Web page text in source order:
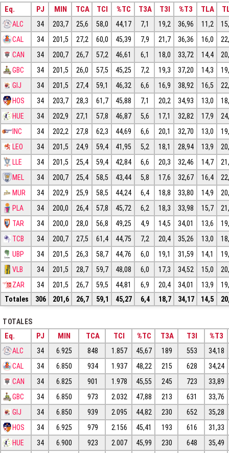
Eq. PJ MIN TCA TCI %TC T3A T3I %T3 TLA
ALC 34 203,7 25,6 58,0 44,17 7,1 19,2 36,96 11,2
CAL
34 201,5 27,2 60,0 45,39 7,9 21,7 36,36 16,0
CAN
34 200,7 26,7 57,2 46,61 6,1 18,0 33,72 14,4
GBC
34 201,5 26,0 57,5 45,25 7,2 19,3 37,20 14,3
GIJ
34 201,5 27,4 59,1 46,32 6,6 16,9 38,92 16,5
HOS
34 203,7 28,3 61,7 45,88 7,1 20,2 34,93 13,0
HUE
34 202,9 27,1 57,8 46,87 5,6 17,1 32,82 17,9
INC
34 202,2 27,8 62,3 44,69 6,6 20,1 32,70 13,0
LEO
34 201,5 24,9 59,4 41,95 5,2 18,1 28,94 13,9
LLE
34 201,5 25,4 59,4 42,84 6,6 20,3 32,46 14,7
MEL
34 200,7 25,4 58,5 43,44 5,8 17,6 32,67 16,4
MUR
34 202,9 25,9 58,5 44,24 6,4 18,8 33,80 14,9
PLA
34 200,0 26,4 57,8 45,72 6,2 18,3 33,98 15,7
TAR
34 200,0 28,0 56,8 49,25 4,9 14,5 34,01 13,6
TCB
34 200,7 27,5 61,4 44,75 7,2 20,4 35,26 13,0
UBP
34 201,5 26,3 58,7 44,76 6,0 19,1 31,59 14,1
VLB
34 201,5 28,7 59,7 48,08 6,0 17,3 34,52 15,0
ZAR
34 201,5 26,7 59,5 44,81 6,9 20,4 34,01 13,9
Totales
306 201,6 26,7 59,1 45,27 6,4 18,7 34,17 14,5
TOTALES
Eq. PJ MIN TCA TCI %TC T3A T3I %T3
ALC 34 6.925 848 1.857 45,67 189 553
34,18
CAL
34 6.850 934 1.937 48,22 215 628
34,24
CAN
34 6.825 901 1.978 45,55 245 723
33,89
GBC
34 6.850 973 2.032 47,88 213 631
33,76
GIJ
34 6.850 939 2.095 44,82 230 652
35,28
HOS
34 6.925 979 2.156 45,41 193 616
31,33
HUE
34 6.900 923 2.007 45,99 230 648
35,49